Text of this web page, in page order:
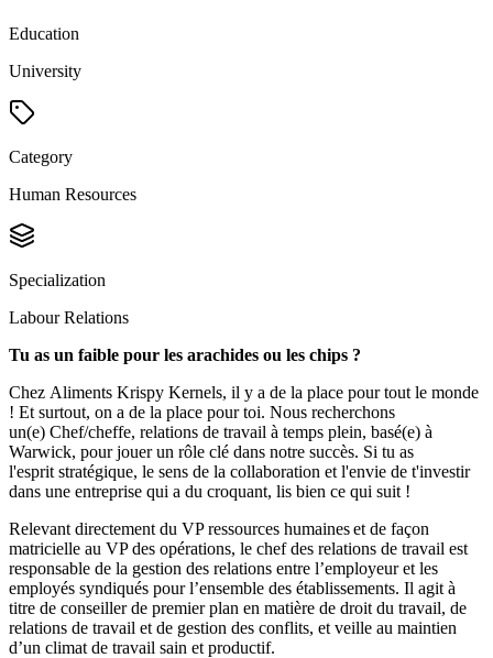
Education
University
Category
Human Resources
Specialization
Labour Relations
Tu as un faible pour les arachides ou les chips ?
Chez Aliments Krispy Kernels, il y a de la place pour tout le monde
! Et surtout, on a de la place pour toi. Nous recherchons
un(e) Chef/cheffe, relations de travail à temps plein, basé(e) à
Warwick, pour jouer un rôle clé dans notre succès. Si tu as
l'esprit stratégique, le sens de la collaboration et l'envie de t'investir
dans une entreprise qui a du croquant, lis bien ce qui suit !
Relevant directement du VP ressources humaines et de façon
matricielle au VP des opérations, le chef des relations de travail est
responsable de la gestion des relations entre l’employeur et les
employés syndiqués pour l’ensemble des établissements. Il agit à
titre de conseiller de premier plan en matière de droit du travail, de
relations de travail et de gestion des conflits, et veille au maintien
d’un climat de travail sain et productif.